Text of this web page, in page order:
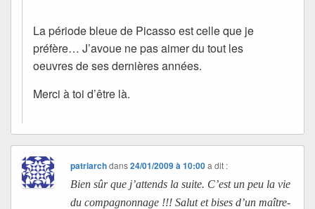
La période bleue de Picasso est celle que je
préfère… J’avoue ne pas aimer du tout les
oeuvres de ses dernières années.
Merci à toi d’être là.
patriarchdans24/01/2009 à 10:00 a dit :
Bien sûr que j’attends la suite. C’est un peu la vie
du compagnonnage !!! Salut et bises d’un maître-